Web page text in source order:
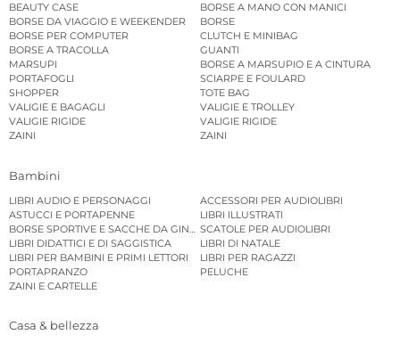
BEAUTY CASE
BORSE A MANO CON MANICI
BORSE DA VIAGGIO E WEEKENDER
BORSE
BORSE PER COMPUTER
CLUTCH E MINIBAG
BORSE A TRACOLLA
GUANTI
MARSUPI
BORSE A MARSUPIO E A CINTURA
PORTAFOGLI
SCIARPE E FOULARD
SHOPPER
TOTE BAG
VALIGIE E BAGAGLI
VALIGIE E TROLLEY
VALIGIE RIGIDE
VALIGIE RIGIDE
ZAINI
ZAINI
Bambini
LIBRI AUDIO E PERSONAGGI
ACCESSORI PER AUDIOLIBRI
ASTUCCI E PORTAPENNE
LIBRI ILLUSTRATI
BORSE SPORTIVE E SACCHE DA GINNASTICASCATOLE PER AUDIOLIBRI
LIBRI DIDATTICI E DI SAGGISTICA
LIBRI DI NATALE
LIBRI PER BAMBINI E PRIMI LETTORI
LIBRI PER RAGAZZI
PORTAPRANZO
PELUCHE
ZAINI E CARTELLE
Casa & bellezza